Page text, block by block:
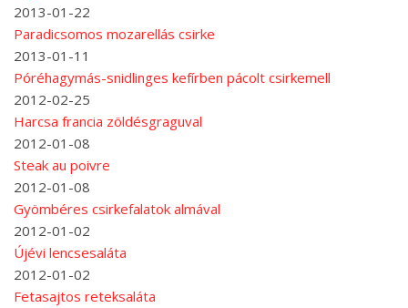
2013-01-22
Paradicsomos mozarellás csirke
2013-01-11
Póréhagymás-snidlinges kefírben pácolt csirkemell
2012-02-25
Harcsa francia zöldésgraguval
2012-01-08
Steak au poivre
2012-01-08
Gyömbéres csirkefalatok almával
2012-01-02
Újévi lencsesaláta
2012-01-02
Fetasajtos reteksaláta